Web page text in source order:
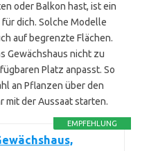
oder Balkon hast, ist ein
dich. Solche Modelle
auf begrenzte Flächen.
Gewächshaus nicht zu
Platz anpasst. So
an Pflanzen über den
mit der Aussaat starten.
EMPFEHLUNG